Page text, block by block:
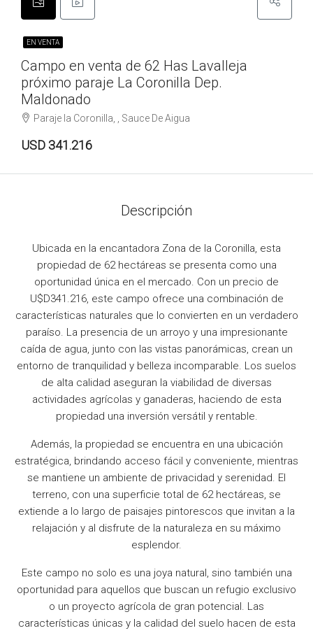
EN VENTA
Campo en venta de 62 Has Lavalleja
próximo paraje La Coronilla Dep.
Maldonado
Paraje la Coronilla, , Sauce De Aigua
USD 341.216
Descripción
Ubicada en la encantadora Zona de la Coronilla, esta
propiedad de 62 hectáreas se presenta como una
oportunidad única en el mercado. Con un precio de
U$D341.216, este campo ofrece una combinación de
características naturales que lo convierten en un verdadero
paraíso. La presencia de un arroyo y una impresionante
caída de agua, junto con las vistas panorámicas, crean un
entorno de tranquilidad y belleza incomparable. Los suelos
de alta calidad aseguran la viabilidad de diversas
actividades agrícolas y ganaderas, haciendo de esta
propiedad una inversión versátil y rentable.
Además, la propiedad se encuentra en una ubicación
estratégica, brindando acceso fácil y conveniente, mientras
se mantiene un ambiente de privacidad y serenidad. El
terreno, con una superficie total de 62 hectáreas, se
extiende a lo largo de paisajes pintorescos que invitan a la
relajación y al disfrute de la naturaleza en su máximo
esplendor.
Este campo no solo es una joya natural, sino también una
oportunidad para aquellos que buscan un refugio exclusivo
o un proyecto agrícola de gran potencial. Las
características únicas y la calidad del suelo hacen de esta